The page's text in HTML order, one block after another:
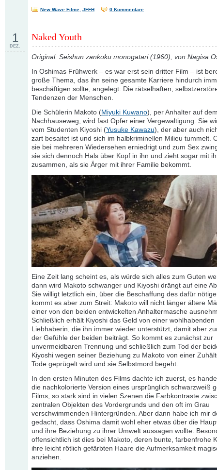
New Wave Filme JFFH 0 Kommentare
Naked Youth
1
DEZ.
Original: Seishun zankoku monogatari (1960), von Nagisa
In Oshimas Frühwerk – es war erst sein dritter Film – ist
große Thema, das ihn seine gesamte Karriere hindurch
beschäftigen sollte, angelegt: Die rätselhaften,
Tendenzen der Menschen.
Die Schülerin Makoto (Miyuki Kuwano), per Anhalter auf
Nachhauseweg, wird fast Opfer einer Vergewaltigung. Sie
vom Studenten Kiyoshi (Yusuke Kawazu), der aber auch
zart besaitet ist und sich im halbkriminellen Milieu tummelt.
sie bei mehreren Wiedersehen erniedrigt und zum Sex
sie sich dennoch Hals über Kopf in ihn und zieht sogar mit
zusammen, als sie Ärger mit ihrer Familie bekommt.
Eine Zeit lang scheint es, als würde sich alles zum Guten
dann wird Makoto schwanger und Kiyoshi drängt auf eine
Sie willigt letztlich ein, über die Beschaffung des dafür
kommt es aber zum Streit: Makoto will nicht länger ältere
einer von den beiden entwickelten Anhaltermasche
Schließlich erhält Kiyoshi das Geld von einer wohlhabenden
Liebhaberin, die ihn immer wieder unterstützt, damit aber
der Gefühle der beiden beiträgt. So kommt es zunächst zur
unvermeidbaren Trennung und schließlich zum Tod der
Kiyoshi wegen seiner Beziehung zu Makoto von einer
Tode geprügelt wird und sie Selbstmord begeht.
In den ersten Minuten des Films dachte ich zuerst, es
die nachkolorierte Version eines ursprünglich schwarzweiß
Films, so stark sind in vielen Szenen die Farbkontraste
zentralen Objekten des Vordergrunds und den oft im Grau
verschwimmenden Hintergründen. Aber dann habe ich mir
gedacht, dass Oshima damit wohl eher etwas über die
und ihre Beziehung zu ihrer Umwelt aussagen wollte.
offensichtlich ist dies bei Makoto, deren bunte, farbenfrohe
ihre leicht rötlich gefärbten Haare die Aufmerksamkeit
anziehen.